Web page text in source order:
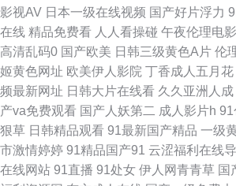
美成网 午夜伦理影院 www91 美女酒店探花 日韩
啊嗷看 黑丝精品99免费 日本成年视频 91超碰资源
美伊人网 五月婷在线观看 91色片 东京热tv 青青青
堂网 亚洲偷拍色播 韩国ts伪娘AV网站 日本在线色
国产日产欧美1区2区 人人操人人插狠狠干 超碰人
影视AV 日本一级在线视频 国产好片浮力
在线 精品免费看 人人看操碰 午夜伦理电
高清乱码0 国产欧美 日韩三级黄色A片 伦
姬黄色网址 欧美伊人影院 丁香成人五月花
频最新网址 日韩大片在线看 久久亚洲人成
产va免费观看 国产人妖第二 成人影片h
狠草 日韩精品观看 91最新国产精品 一级
市激情婷婷 91精品国产91 云涩福利在线
在线网站 91直播 91处女 伊人网青青草 国